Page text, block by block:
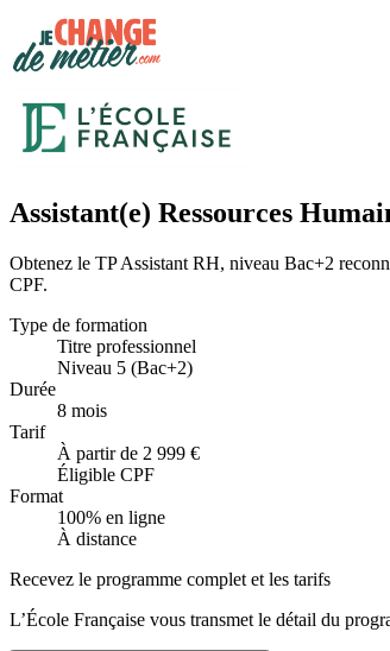
Assistant(e) Ressources
Obtenez le TP Assistant RH, niveau Bac+2
CPF.
Type de formation
Titre professionnel
Niveau 5 (Bac+2)
Durée
8 mois
Tarif
À partir de 2 999 €
Éligible CPF
Format
100% en ligne
À distance
Recevez le programme complet et les tarifs
L’École Française vous transmet le détail du